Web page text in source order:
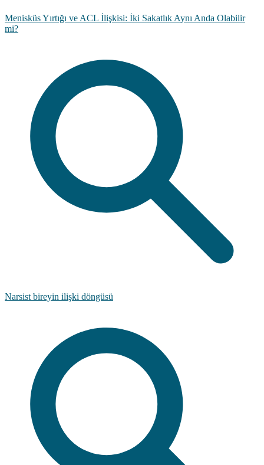
Menisküs Yırtığı ve ACL İlişkisi: İki Sakatlık Aynı Anda Olabilir
mi?
Narsist bireyin ilişki döngüsü